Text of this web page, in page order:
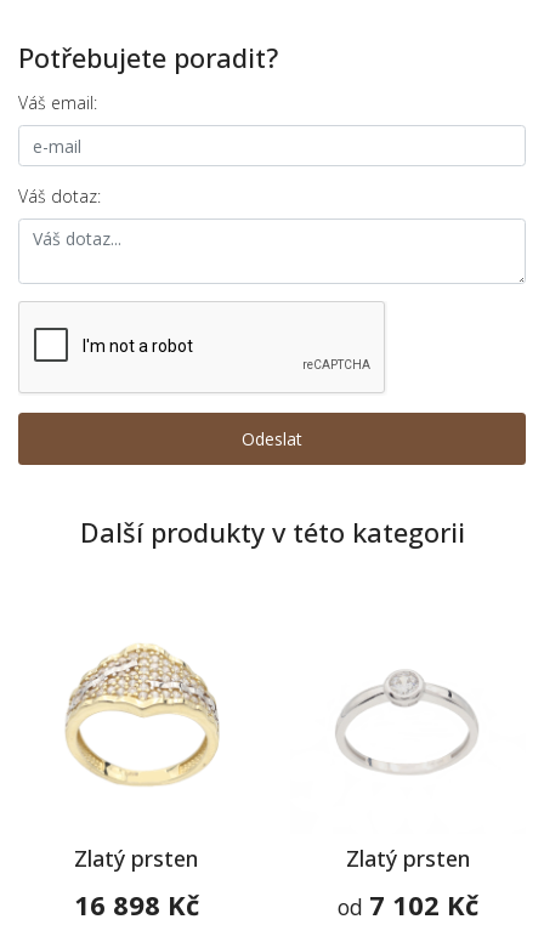
Potřebujete poradit?
Váš email:
Váš dotaz:
Další produkty v této kategorii
Zlatý prsten
16 898 Kč
Zlatý prsten
od 7 102 Kč